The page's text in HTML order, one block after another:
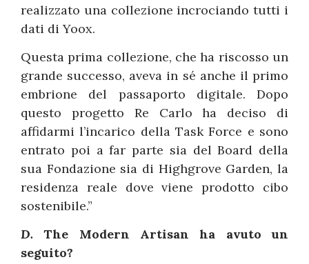
realizzato una collezione incrociando tutti i
dati di Yoox.
Questa prima collezione, che ha riscosso un
grande successo, aveva in sé anche il primo
embrione del passaporto digitale. Dopo
questo progetto Re Carlo ha deciso di
affidarmi l’incarico della Task Force e sono
entrato poi a far parte sia del Board della
sua Fondazione sia di Highgrove Garden, la
residenza reale dove viene prodotto cibo
sostenibile.”
D.The Modern Artisan ha avuto un
seguito?